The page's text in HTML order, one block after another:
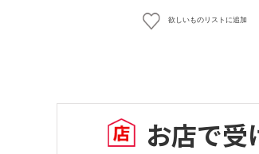
欲しいものリストに追加
お店で受